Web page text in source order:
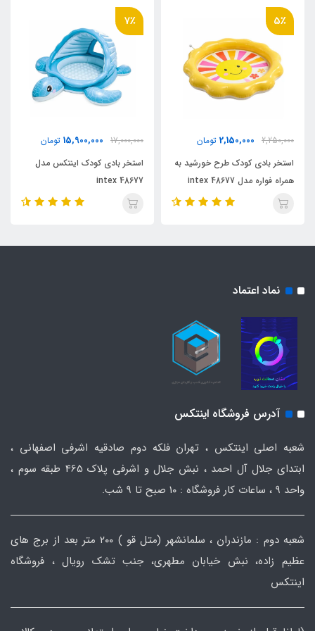
5٪
2,250,000
2,150,000 تومان
استخر بادی کودک طرح خورشید به
همراه فواره مدل 48677 intex
7٪
17,000,000
15,900,000 تومان
استخر بادی کودک اینتکس مدل
48677 intex
نماد اعتماد
آدرس فروشگاه اینتکس
شعبه اصلی اینتکس ، تهران فلکه دوم صادقیه اشرفی اصفهانی ،
ابتدای جلال آل احمد ، نبش جلال و اشرفی پلاک 465 طبقه سوم ،
واحد ۹ ، ساعات کار فروشگاه : ۱۰ صبح تا ۹ شب.
شعبه دوم : مازندران ، سلمانشهر (متل قو ) ۲۰۰ متر بعد از برج های
عظیم زاده، نبش خیابان مطهری، جنب تشک رویال ، فروشگاه
اینتکس